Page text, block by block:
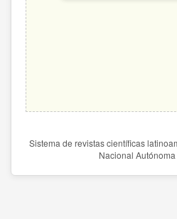
Sistema de revistas científicas
Nacional